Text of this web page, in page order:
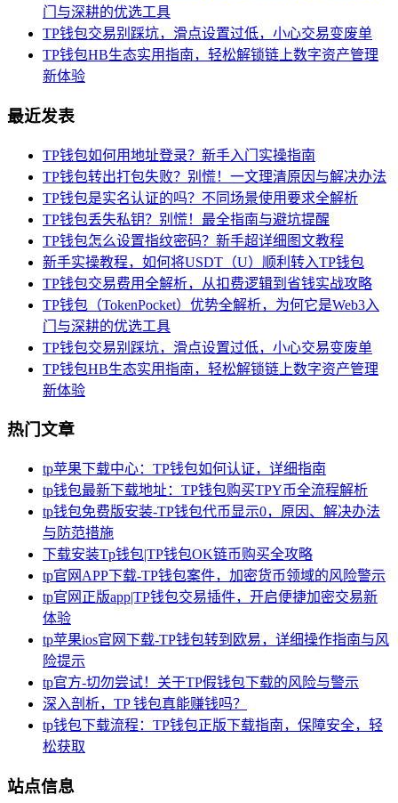
门与深耕的优选工具
TP钱包交易别踩坑，滑点设置过低，小心交易变废单
TP钱包HB生态实用指南，轻松解锁链上数字资产管理
新体验
最近发表
TP钱包如何用地址登录？新手入门实操指南
TP钱包转出打包失败？别慌！一文理清原因与解决办法
TP钱包是实名认证的吗？不同场景使用要求全解析
TP钱包丢失私钥？别慌！最全指南与避坑提醒
TP钱包怎么设置指纹密码？新手超详细图文教程
新手实操教程，如何将USDT（U）顺利转入TP钱包
TP钱包交易费用全解析，从扣费逻辑到省钱实战攻略
TP钱包（TokenPocket）优势全解析，为何它是Web3入
门与深耕的优选工具
TP钱包交易别踩坑，滑点设置过低，小心交易变废单
TP钱包HB生态实用指南，轻松解锁链上数字资产管理
新体验
热门文章
tp苹果下载中心：TP钱包如何认证，详细指南
tp钱包最新下载地址：TP钱包购买TPY币全流程解析
tp钱包免费版安装-TP钱包代币显示0，原因、解决办法
与防范措施
下载安装Tp钱包|TP钱包OK链币购买全攻略
tp官网APP下载-TP钱包案件，加密货币领域的风险警示
tp官网正版app|TP钱包交易插件，开启便捷加密交易新
体验
tp苹果ios官网下载-TP钱包转到欧易，详细操作指南与风
险提示
tp官方-切勿尝试！关于TP假钱包下载的风险与警示
深入剖析，TP 钱包真能赚钱吗？
tp钱包下载流程：TP钱包正版下载指南，保障安全，轻
松获取
站点信息